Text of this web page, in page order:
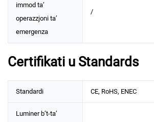
immod ta’
operazzjoni ta’
emergenza
/
Certifikati u Standards
Standardi CE, RoHS, ENEC
Luminer b’t-ta’